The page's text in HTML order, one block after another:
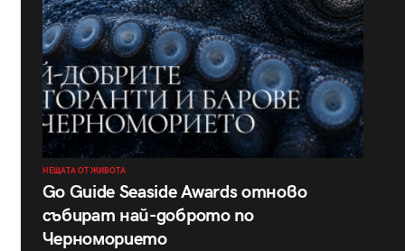
НЕЩАТА ОТ ЖИВОТА
Go Guide Seaside Awards отново
събират най-доброто по
Черноморието